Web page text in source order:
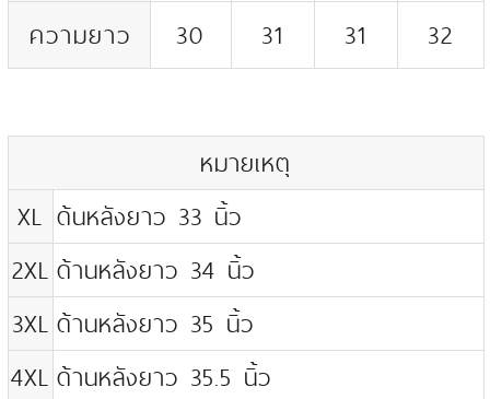
ความยาว
30 31 31 32
หมายเหตุ
XL ด้นหลังยาว 33 นิ้ว
2XL ด้านหลังยาว 34 นิ้ว
3XL ด้านหลังยาว 35 นิ้ว
4XL ด้านหลังยาว 35.5 นิ้ว